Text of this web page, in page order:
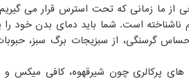
ما زمانی که تحت استرس قرار می
است. شما باید دمای بدن خود را
گرسنگی، از سبزیجات برگ سبز،
پرکالری چون شیرقهوه، کافی میکس و